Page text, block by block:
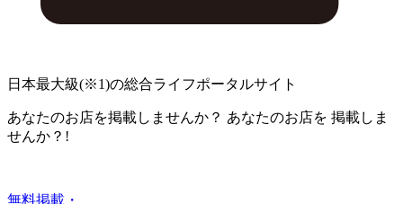
日本最大級(※1)の総合ライフポータルサイト
あなたのお店を掲載しませんか？ あなたのお店を 掲載しま
せんか？!
無料掲載・